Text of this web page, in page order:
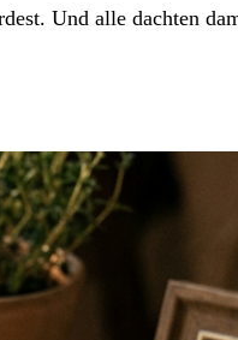
Und alle dachten